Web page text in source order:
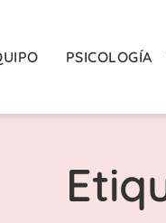
PSICOLOGÍA